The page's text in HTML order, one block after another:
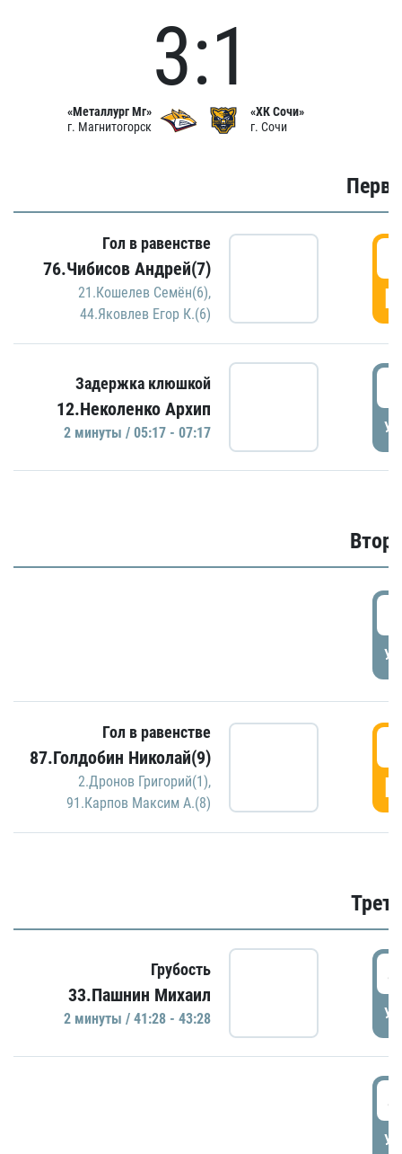
«Металлург Мг»
г. Магнитогорск
3:1
«ХК Сочи»
г. Сочи
Гол в равенстве
76.Чибисов Андрей(7)
21.Кошелев Семён(6),
44.Яковлев Егор К.(6)
Задержка клюшкой
12.Неколенко Архип
2 минуты / 05:17 - 07:17
Гол в равенстве
87.Голдобин Николай(9)
2.Дронов Григорий(1),
91.Карпов Максим А.(8)
Грубость
33.Пашнин Михаил
2 минуты / 41:28 - 43:28